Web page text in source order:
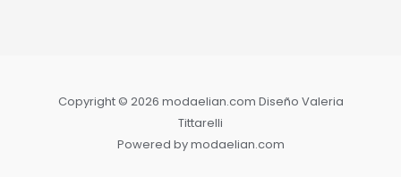
Copyright © 2026 modaelian.com Diseño Valeria
Tittarelli
Powered by modaelian.com